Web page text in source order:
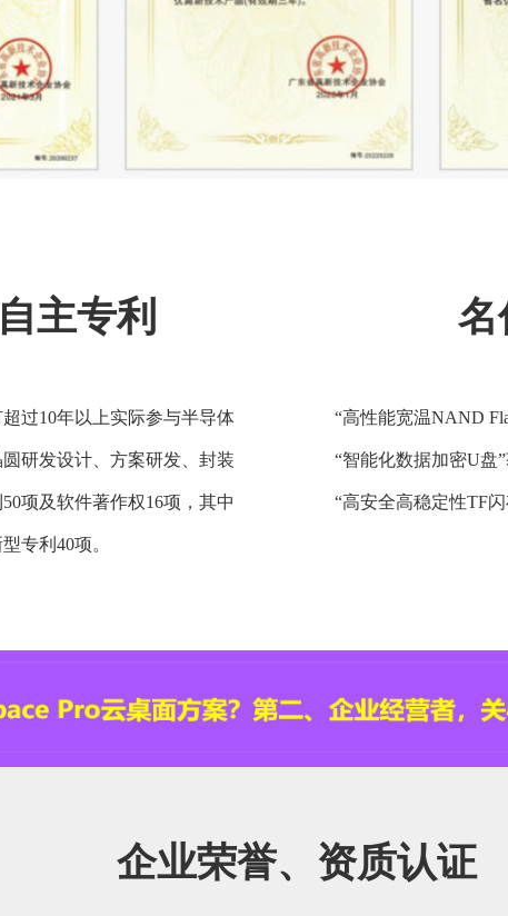
主专利 名
过10年以上实际参与半导体
研发设计、方案研发、封装
项及软件著作权16项，其中
专利40项。
“高性能宽温NAND
“智能化数据加密U盘
“高安全高稳定性TF
企业荣誉、资质认证